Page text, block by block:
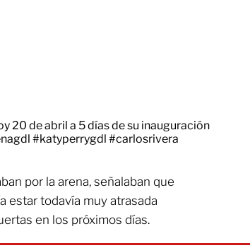
20 de abril a 5 días de su inauguración
#katyperrygdl #carlosrivera
por la arena, señalaban que
estar todavía muy atrasada
en los próximos días.